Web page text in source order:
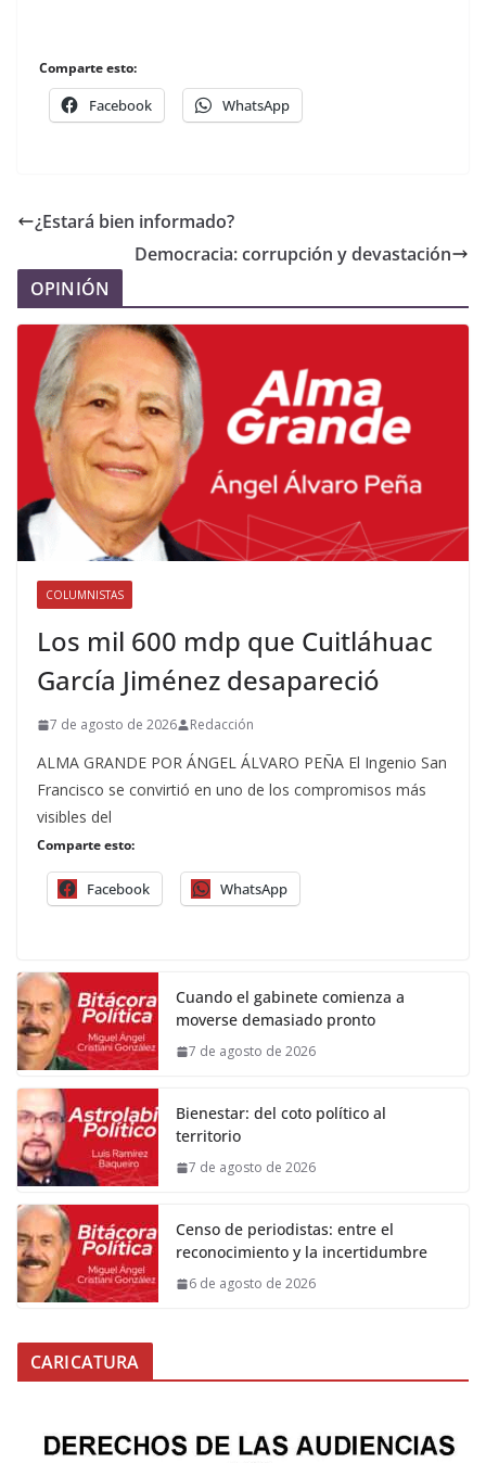
Comparte esto:
Facebook WhatsApp
¿Estará bien informado?
Democracia: corrupción y devastación
OPINIÓN
COLUMNISTAS
Los mil 600 mdp que Cuitláhuac
García Jiménez desapareció
7 de agosto de 2026 Redacción
ALMA GRANDE POR ÁNGEL ÁLVARO PEÑA El Ingenio San
Francisco se convirtió en uno de los compromisos más
visibles del
Comparte esto:
Facebook WhatsApp
Cuando el gabinete comienza a
moverse demasiado pronto
7 de agosto de 2026
Bienestar: del coto político al
territorio
7 de agosto de 2026
Censo de periodistas: entre el
reconocimiento y la incertidumbre
6 de agosto de 2026
CARICATURA